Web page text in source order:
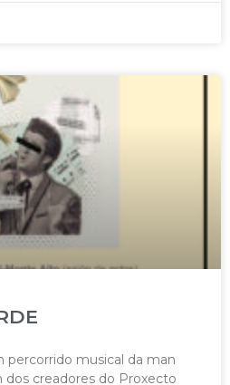
percorrido musical da man
creadores do Proxecto